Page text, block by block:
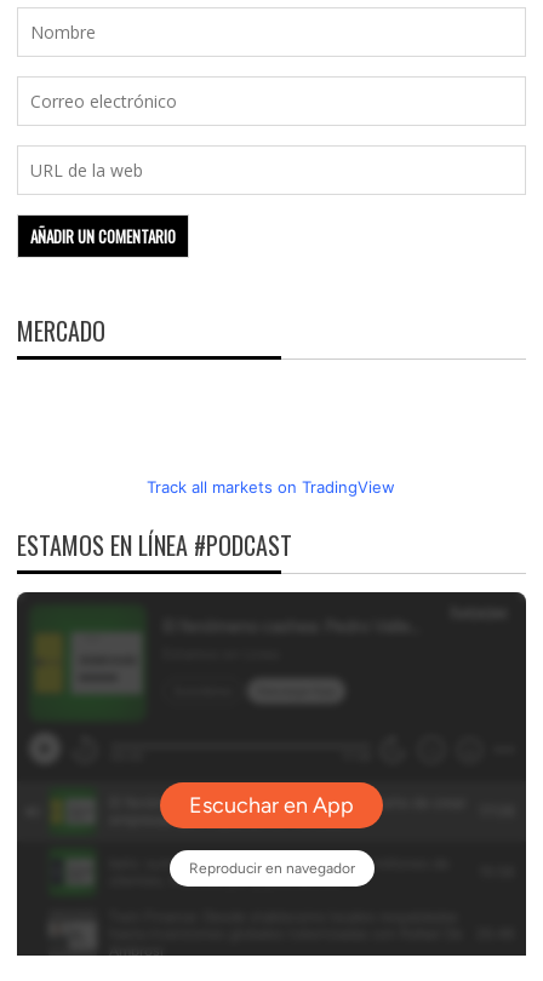
MERCADO
Track all markets on TradingView
ESTAMOS EN LÍNEA #PODCAST